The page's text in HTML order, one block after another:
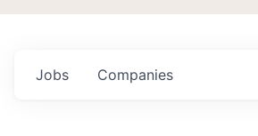
Jobs Companies